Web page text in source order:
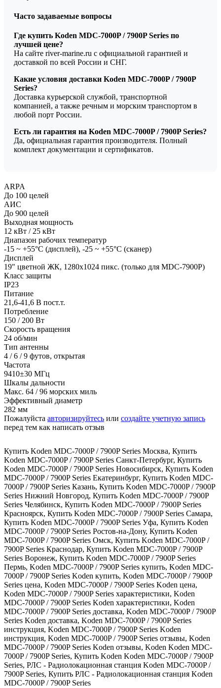
Часто задаваемые вопросы
Где купить Koden MDC-7000P / 7900P Series по
лучшей цене?
На сайте river-marine.ru с официальной гарантией и
доставкой по всей России и СНГ.
Какие условия доставки Koden MDC-7000P / 7900P
Series?
Доставка курьерской службой, транспортной
компанией, а также речным и морским транспортом в
любой порт России.
Есть ли гарантия на Koden MDC-7000P / 7900P Series?
Да, официальная гарантия производителя. Полный
комплект документации и сертификатов.
ARPA
До 100 целей
АИС
До 900 целей
Выходная мощность
12 кВт / 25 кВт
Диапазон рабочих температур
-15 ~ +55°С (дисплей), -25 ~ +55°С (сканер)
Дисплей
19" цветной ЖК, 1280х1024 пикс. (только для MDC-7900P)
Класс защиты
IP23
Питание
21,6-41,6 В пост.т.
Потребление
150 / 200 Вт
Скорость вращения
24 об/мин
Тип антенны
4 / 6 / 9 футов, открытая
Частота
9410±30 МГц
Шкалы дальности
Макс. 64 / 96 морских миль
Эффективный диаметр
282 мм
Пожалуйста авторизируйтесь или создайте учетную запись
перед тем как написать отзыв
Купить Koden MDC-7000P / 7900P Series Москва, Купить
Koden MDC-7000P / 7900P Series Санкт-Петербург, Купить
Koden MDC-7000P / 7900P Series Новосибирск, Купить Koden
MDC-7000P / 7900P Series Екатеринбург, Купить Koden MDC-
7000P / 7900P Series Казань, Купить Koden MDC-7000P / 7900P
Series Нижний Новгород, Купить Koden MDC-7000P / 7900P
Series Челябинск, Купить Koden MDC-7000P / 7900P Series
Красноярск, Купить Koden MDC-7000P / 7900P Series Самара,
Купить Koden MDC-7000P / 7900P Series Уфа, Купить Koden
MDC-7000P / 7900P Series Ростов-на-Дону, Купить Koden
MDC-7000P / 7900P Series Омск, Купить Koden MDC-7000P /
7900P Series Краснодар, Купить Koden MDC-7000P / 7900P
Series Воронеж, Купить Koden MDC-7000P / 7900P Series
Пермь, Koden MDC-7000P / 7900P Series купить, Koden MDC-
7000P / 7900P Series Koden купить, Koden MDC-7000P / 7900P
Series цена, Koden MDC-7000P / 7900P Series Koden цена,
Koden MDC-7000P / 7900P Series характеристики, Koden
MDC-7000P / 7900P Series Koden характеристики, Koden
MDC-7000P / 7900P Series доставка, Koden MDC-7000P / 7900P
Series Koden доставка, Koden MDC-7000P / 7900P Series
инструкция, Koden MDC-7000P / 7900P Series Koden
инструкция, Koden MDC-7000P / 7900P Series отзывы, Koden
MDC-7000P / 7900P Series Koden отзывы, Koden Koden MDC-
7000P / 7900P Series, Купить Koden Koden MDC-7000P / 7900P
Series, РЛС - Радиолокационная станция Koden MDC-7000P /
7900P Series, Купить РЛС - Радиолокационная станция Koden
MDC-7000P / 7900P Series